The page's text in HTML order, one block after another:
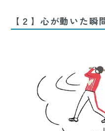
【２】心が動いた瞬